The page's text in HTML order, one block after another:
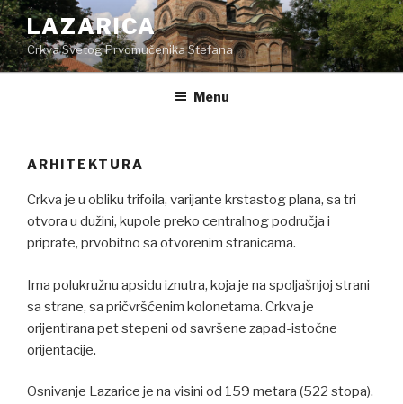
Skip
to
content
LAZARICA
Crkva Svetog Prvomučenika Stefana
Menu
ARHITEKTURA
Crkva je u obliku trifoila, varijante krstastog plana, sa tri
otvora u dužini, kupole preko centralnog područja i
priprate, prvobitno sa otvorenim stranicama.
Ima polukružnu apsidu iznutra, koja je na spoljašnjoj strani
sa strane, sa pričvršćenim kolonetama. Crkva je
orijentirana pet stepeni od savršene zapad-istočne
orijentacije.
Osnivanje Lazarice je na visini od 159 metara (522 stopa).